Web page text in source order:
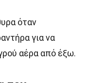
όταν
για να
αέρα από έξω.